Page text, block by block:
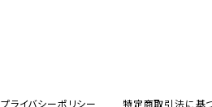
プライバシーポリシー 特定商取引法に基